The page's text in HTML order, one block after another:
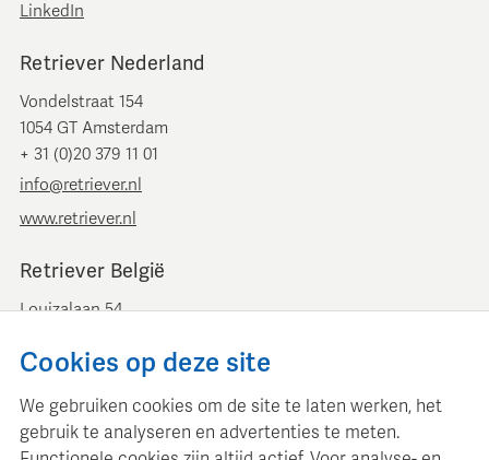
LinkedIn
Retriever Nederland
Vondelstraat 154
1054 GT Amsterdam
+ 31 (0)20 379 11 01
info@retriever.nl
www.retriever.nl
Retriever België
Louizalaan 54
+ 32 (0)2 893 00 52
www.retrievermedia.be
Cookies op deze site
We gebruiken cookies om de site te laten werken, het
gebruik te analyseren en advertenties te meten.